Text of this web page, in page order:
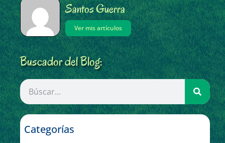
Santos Guerra
Ver mis artículos
Buscador del Blog:
Categorías